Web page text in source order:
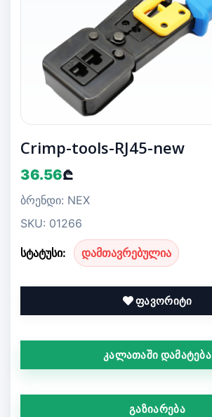
Crimp-tools-RJ45-new
36.56₾
ბრენდი: NEX
SKU: 01266
სტატუსი: დამთავრებულია
ფავორიტი
კალათაში დამატება
გაზიარება